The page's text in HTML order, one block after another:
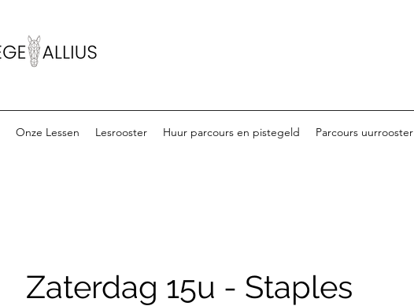
Onze Lessen Lesrooster Huur parcours en pistegeld Parcours uurrooster
Zaterdag 15u - Staples